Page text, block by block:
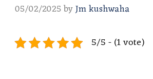
05/02/2025 byJm kushwaha
5/5 - (1 vote)